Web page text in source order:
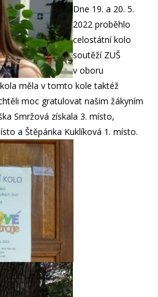
Dne 19. a 20. 5.
2022 proběhlo
celostátní kolo
soutěží ZUŠ
v oboru
měla v tomto kole taktéž
moc gratulovat našim žákyním
Smržová získala 3. místo,
a Štěpánka Kuklíková 1. místo.